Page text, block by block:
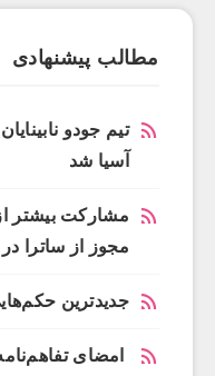
مطالب پیشنهادی
تیم جودو
آسیا شد
مشارکت بیشتر
مجوز از ساترا
جدیدترین
امضای